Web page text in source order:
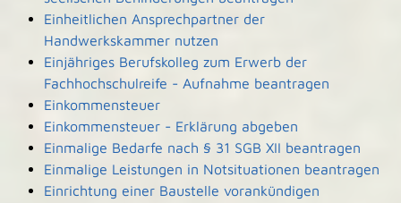
Einheitlichen Ansprechpartner der
Handwerkskammer nutzen
Einjähriges Berufskolleg zum Erwerb der
Fachhochschulreife - Aufnahme beantragen
Einkommensteuer
Einkommensteuer - Erklärung abgeben
Einmalige Bedarfe nach § 31 SGB XII beantragen
Einmalige Leistungen in Notsituationen beantragen
Einrichtung einer Baustelle vorankündigen